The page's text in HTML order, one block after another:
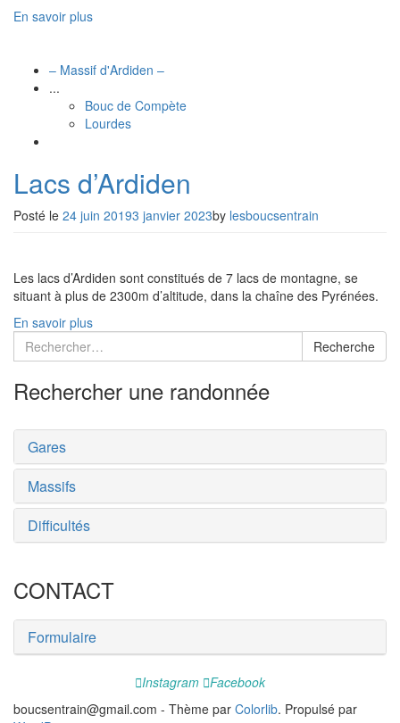
En savoir plus
– Massif d'Ardiden –
...
Bouc de Compète
Lourdes
Lacs d’Ardiden
Posté le 24 juin 20193 janvier 2023by lesboucsentrain
Les lacs d’Ardiden sont constitués de 7 lacs de montagne, se
situant à plus de 2300m d’altitude, dans la chaîne des Pyrénées.
En savoir plus
Recherche
:
Recherche
Rechercher une randonnée
Gares
Massifs
Difficultés
CONTACT
Formulaire
Instagram Facebook
boucsentrain@gmail.com - Thème par Colorlib. Propulsé par